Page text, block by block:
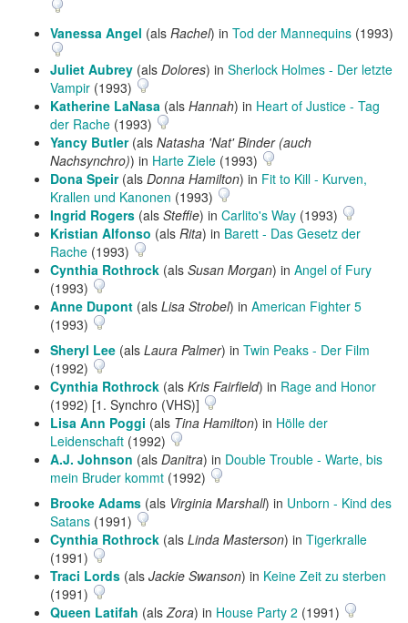
Vanessa Angel (als Rachel) in Tod der Mannequins (1993)
Juliet Aubrey (als Dolores) in Sherlock Holmes - Der letzte
Vampir (1993)
Katherine LaNasa (als Hannah) in Heart of Justice - Tag
der Rache (1993)
Yancy Butler(als Natasha 'Nat' Binder (auch
Nachsynchro)) in Harte Ziele (1993)
Dona Speir(als Donna Hamilton) in Fit to Kill - Kurven,
Krallen und Kanonen (1993)
Ingrid Rogers (als Steffie) in Carlito's Way (1993)
Kristian Alfonso (als Rita) in Barett - Das Gesetz der
Rache (1993)
Cynthia Rothrock (als Susan Morgan) in Angel of Fury
(1993)
Anne Dupont (als Lisa Strobel) in American Fighter 5
(1993)
Sheryl Lee (als Laura Palmer) in Twin Peaks - Der Film
(1992)
Cynthia Rothrock (als Kris Fairfield) in Rage and Honor
(1992) [1. Synchro (VHS)]
Lisa Ann Poggi (als Tina Hamilton) in Hölle der
Leidenschaft (1992)
A.J. Johnson (als Danitra) in Double Trouble - Warte, bis
mein Bruder kommt (1992)
Brooke Adams (als Virginia Marshall) in Unborn - Kind des
Satans (1991)
Cynthia Rothrock (als Linda Masterson) in Tigerkralle
(1991)
Traci Lords (als Jackie Swanson) in Keine Zeit zu sterben
(1991)
Queen Latifah (alsZora) in House Party 2 (1991)